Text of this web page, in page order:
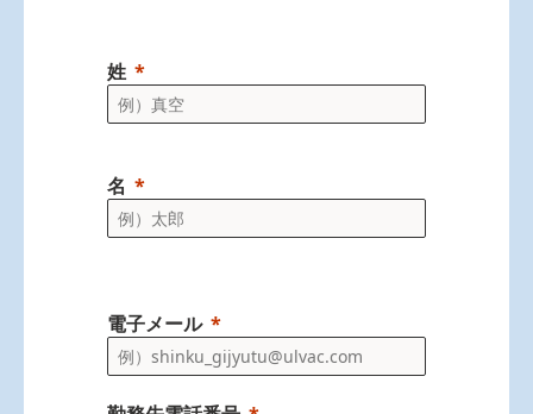
姓
名
電子メール